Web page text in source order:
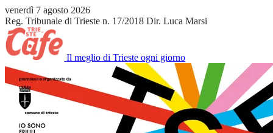
venerdì 7 agosto 2026
Reg. Tribunale di Trieste n. 17/2018 Dir. Luca Marsi
Il meglio di Trieste ogni giorno